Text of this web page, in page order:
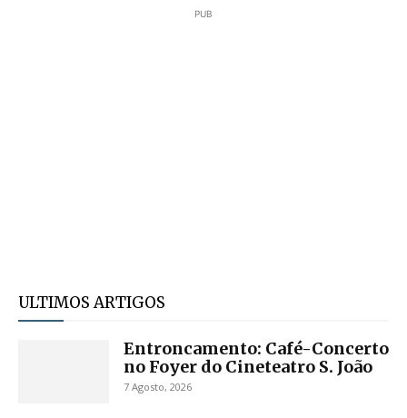
PUB
ULTIMOS ARTIGOS
Entroncamento: Café-Concerto
no Foyer do Cineteatro S. João
7 Agosto, 2026